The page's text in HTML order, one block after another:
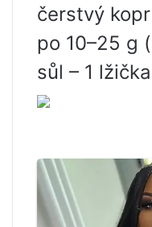
čerstvý
po 10–25 g
sůl – 1